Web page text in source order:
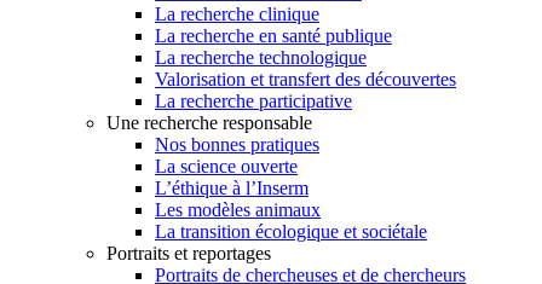
La recherche clinique
La recherche en santé publique
La recherche technologique
Valorisation et transfert des découvertes
La recherche participative
Une recherche responsable
Nos bonnes pratiques
La science ouverte
L’éthique à l’Inserm
Les modèles animaux
La transition écologique et sociétale
Portraits et reportages
Portraits de chercheuses et de chercheurs